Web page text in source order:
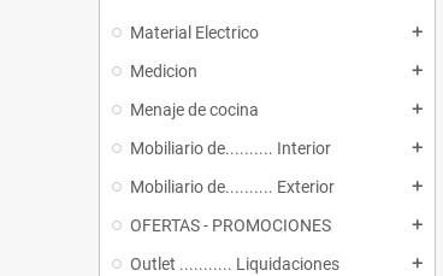
Material Electrico add
Medicion add
Menaje de cocina add
Mobiliario de.......... Interior add
Mobiliario de.......... Exterior add
OFERTAS - PROMOCIONES add
Outlet ........... Liquidaciones add